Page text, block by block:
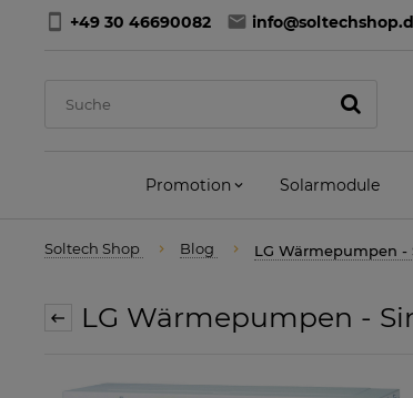
+49 30 46690082
Promotion Solarmodule
Soltech Shop Blog LG Wärmepumpen -
LG Wärmepumpen -